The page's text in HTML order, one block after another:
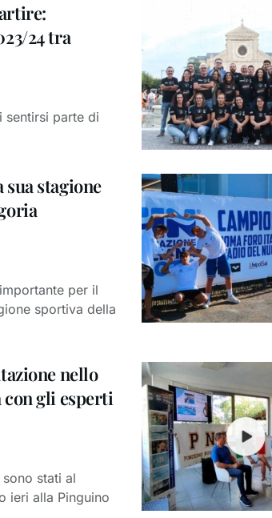
24 tra
sentirsi parte di
stagione
per il
sportiva della
nello
gli esperti
stati al
ieri alla Pinguino